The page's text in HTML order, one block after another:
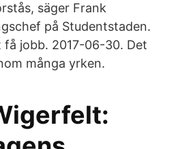
säger Frank
på Studentstaden.
jobb. 2017-06-30. Det
många yrken.